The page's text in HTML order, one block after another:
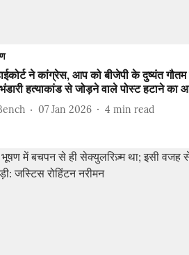
ने कांग्रेस, आप को बीजेपी के दुष्यंत
हत्याकांड से जोड़ने वाले पोस्ट हटाने का
07 Jan 2026 4 min read